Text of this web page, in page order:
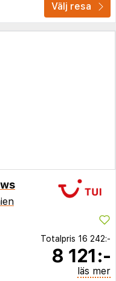
Välj resa
Totalpris 16 242:-
8 121:-
läs mer